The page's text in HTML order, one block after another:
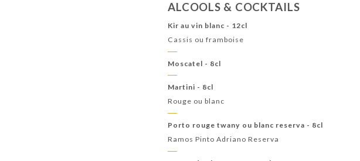
ALCOOLS & COCKTAILS
Kir au vin blanc - 12cl
Cassis ou framboise
Moscatel - 8cl
Martini - 8cl
Rouge ou blanc
Porto rouge twany ou blanc reserva - 8cl
Ramos Pinto Adriano Reserva